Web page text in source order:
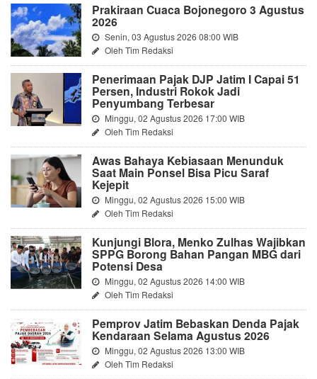
Prakiraan Cuaca Bojonegoro 3 Agustus
2026
Senin, 03 Agustus 2026 08:00 WIB
Oleh Tim Redaksi
Penerimaan Pajak DJP Jatim I Capai 51
Persen, Industri Rokok Jadi
Penyumbang Terbesar
Minggu, 02 Agustus 2026 17:00 WIB
Oleh Tim Redaksi
Awas Bahaya Kebiasaan Menunduk
Saat Main Ponsel Bisa Picu Saraf
Kejepit
Minggu, 02 Agustus 2026 15:00 WIB
Oleh Tim Redaksi
Kunjungi Blora, Menko Zulhas Wajibkan
SPPG Borong Bahan Pangan MBG dari
Potensi Desa
Minggu, 02 Agustus 2026 14:00 WIB
Oleh Tim Redaksi
Pemprov Jatim Bebaskan Denda Pajak
Kendaraan Selama Agustus 2026
Minggu, 02 Agustus 2026 13:00 WIB
Oleh Tim Redaksi